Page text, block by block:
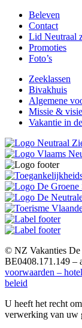
Beleven
Contact
Lid Neutraal
Promoties
Foto’s
Zeeklassen
Bivakhuis
Algemene
Missie & visie
Vakantie in
© NZ Vakanties De
BE0408.171.149 –
voorwaarden –
beleid
U heeft het recht
verwerking van uw